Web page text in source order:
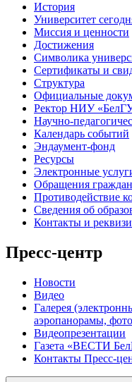
История
Университет
Миссия и ценности
Достижения
Символика
Сертификаты и
Структура
Официальные
Ректор НИУ
Научно-
Календарь событий
Эндаумент-фонд
Ресурсы
Электронные
Обращения граждан
Противодействие
Сведения об
Контакты и
Пресс-центр
Новости
Видео
Галерея
аэропанорамы,
Видеопрезентации
Газета «ВЕСТИ
Контакты Пресс-